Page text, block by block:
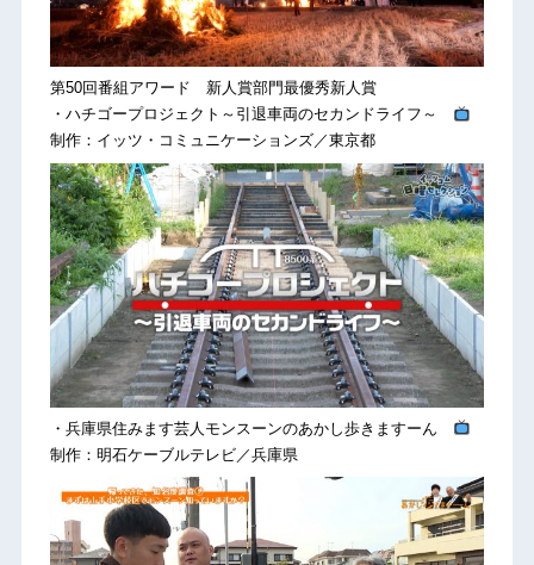
第50回番組アワード 新人賞部門最優秀新人賞
・ハチゴープロジェクト～引退車両のセカンドライフ～
制作：イッツ・コミュニケーションズ／東京都
・兵庫県住みます芸人モンスーンのあかし歩きますーん
制作：明石ケーブルテレビ／兵庫県